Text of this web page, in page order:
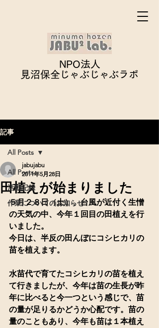
NPO法人
見沼保全じゃぶじゃぶラボ
記事
All Posts
活動記録
作業についてのお知らせ
All Posts
田植えが始まりました
jabujabu
2011年5月28日
５月２８日（土）、台風が近付く生憎
の天気の中、今年１回目の田植えを行
いました。
今日は、半反の田んぼにコシヒカリの
苗を植えます。
水苗代で育てたコシヒカリの苗を植え
て行きましたが、今年は苗の生長が昨
年に比べると今一つという感じで、苗
の量が足りるかどうか心配です。苗の
量のこともあり、今年も苗は１本植え